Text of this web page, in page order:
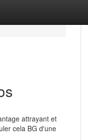
attrayant et
cela BG d'une